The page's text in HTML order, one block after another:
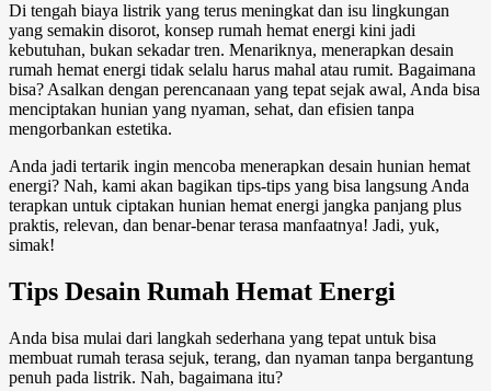
Di tengah biaya listrik yang terus meningkat dan isu lingkungan
yang semakin disorot, konsep rumah hemat energi kini jadi
kebutuhan, bukan sekadar tren. Menariknya, menerapkan desain
rumah hemat energi tidak selalu harus mahal atau rumit. Bagaimana
bisa? Asalkan dengan perencanaan yang tepat sejak awal, Anda bisa
menciptakan hunian yang nyaman, sehat, dan efisien tanpa
mengorbankan estetika.
Anda jadi tertarik ingin mencoba menerapkan desain hunian hemat
energi? Nah, kami akan bagikan tips-tips yang bisa langsung Anda
terapkan untuk ciptakan hunian hemat energi jangka panjang plus
praktis, relevan, dan benar-benar terasa manfaatnya! Jadi, yuk,
simak!
Tips Desain Rumah Hemat Energi
Anda bisa mulai dari langkah sederhana yang tepat untuk bisa
membuat rumah terasa sejuk, terang, dan nyaman tanpa bergantung
penuh pada listrik. Nah, bagaimana itu?